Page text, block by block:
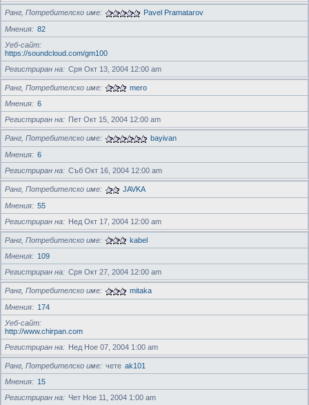
Ранг, Потребителско име
Pavel Pramatarov
Мнения
82
Уеб-сайт
https://soundcloud.com/gm100
Регистриран на
Сря Окт 13, 2004 12:00 am
Ранг, Потребителско име
mero
Мнения
6
Регистриран на
Пет Окт 15, 2004 12:00 am
Ранг, Потребителско име
bayivan
Мнения
6
Регистриран на
Съб Окт 16, 2004 12:00 am
Ранг, Потребителско име
JAVKA
Мнения
55
Регистриран на
Нед Окт 17, 2004 12:00 am
Ранг, Потребителско име
kabel
Мнения
109
Регистриран на
Сря Окт 27, 2004 12:00 am
Ранг, Потребителско име
mitaka
Мнения
174
Уеб-сайт
http://www.chirpan.com
Регистриран на
Нед Ное 07, 2004 1:00 am
Ранг, Потребителско име чете ak101
Мнения
15
Регистриран на
Чет Ное 11, 2004 1:00 am